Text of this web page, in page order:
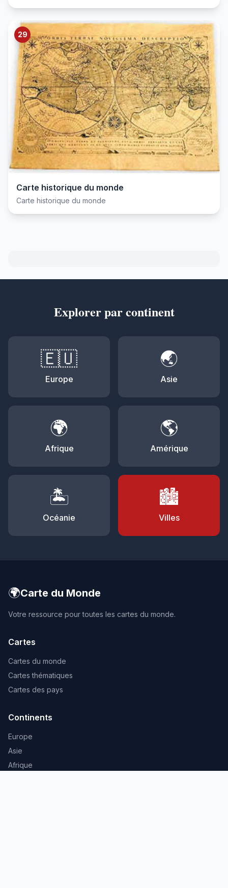
29
Carte historique du monde
Carte historique du monde
Explorer par continent
🇪🇺
Europe
🌏
Asie
🌍
Afrique
🌎
Amérique
🏝️
Océanie
🏙️
Villes
🌍Carte du Monde
Votre ressource pour toutes les cartes du monde.
Cartes
Cartes du monde
Cartes thématiques
Cartes des pays
Continents
Europe
Asie
Afrique